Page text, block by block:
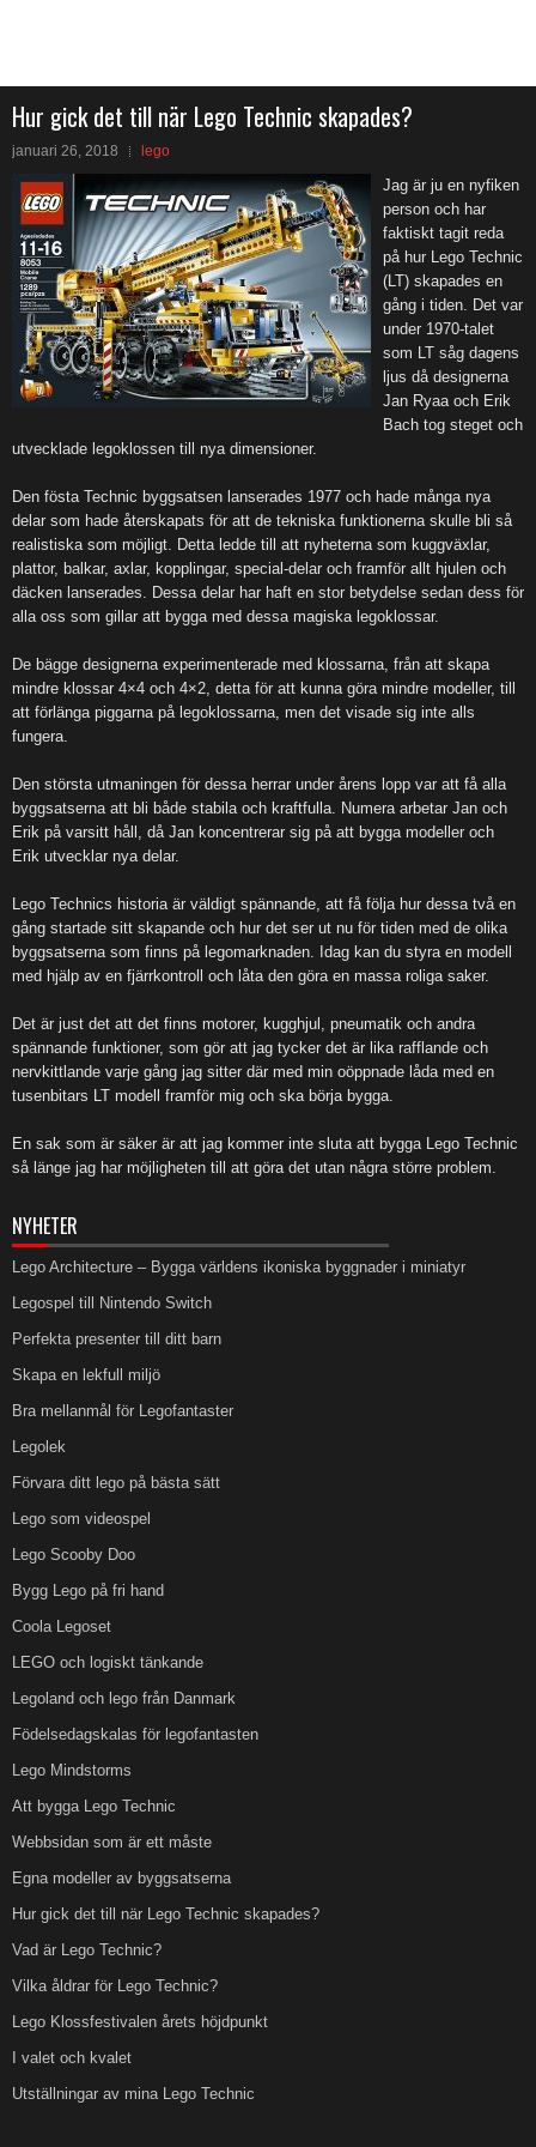
Hur gick det till när Lego Technic skapades?
januari 26, 2018 lego
Jag är ju en nyfiken
person och har
faktiskt tagit reda
på hur Lego Technic
(LT) skapades en
gång i tiden. Det var
under 1970-talet
som LT såg dagens
ljus då designerna
Jan Ryaa och Erik
Bach tog steget och
utvecklade legoklossen till nya dimensioner.
Den fösta Technic byggsatsen lanserades 1977 och hade många nya
delar som hade återskapats för att de tekniska funktionerna skulle bli så
realistiska som möjligt. Detta ledde till att nyheterna som kuggväxlar,
plattor, balkar, axlar, kopplingar, special-delar och framför allt hjulen och
däcken lanserades. Dessa delar har haft en stor betydelse sedan dess för
alla oss som gillar att bygga med dessa magiska legoklossar.
De bägge designerna experimenterade med klossarna, från att skapa
mindre klossar 4×4 och 4×2, detta för att kunna göra mindre modeller, till
att förlänga piggarna på legoklossarna, men det visade sig inte alls
fungera.
Den största utmaningen för dessa herrar under årens lopp var att få alla
byggsatserna att bli både stabila och kraftfulla. Numera arbetar Jan och
Erik på varsitt håll, då Jan koncentrerar sig på att bygga modeller och
Erik utvecklar nya delar.
Lego Technics historia är väldigt spännande, att få följa hur dessa två en
gång startade sitt skapande och hur det ser ut nu för tiden med de olika
byggsatserna som finns på legomarknaden. Idag kan du styra en modell
med hjälp av en fjärrkontroll och låta den göra en massa roliga saker.
Det är just det att det finns motorer, kugghjul, pneumatik och andra
spännande funktioner, som gör att jag tycker det är lika rafflande och
nervkittlande varje gång jag sitter där med min oöppnade låda med en
tusenbitars LT modell framför mig och ska börja bygga.
En sak som är säker är att jag kommer inte sluta att bygga Lego Technic
så länge jag har möjligheten till att göra det utan några större problem.
NYHETER
Lego Architecture – Bygga världens ikoniska byggnader i miniatyr
Legospel till Nintendo Switch
Perfekta presenter till ditt barn
Skapa en lekfull miljö
Bra mellanmål för Legofantaster
Legolek
Förvara ditt lego på bästa sätt
Lego som videospel
Lego Scooby Doo
Bygg Lego på fri hand
Coola Legoset
LEGO och logiskt tänkande
Legoland och lego från Danmark
Födelsedagskalas för legofantasten
Lego Mindstorms
Att bygga Lego Technic
Webbsidan som är ett måste
Egna modeller av byggsatserna
Hur gick det till när Lego Technic skapades?
Vad är Lego Technic?
Vilka åldrar för Lego Technic?
Lego Klossfestivalen årets höjdpunkt
I valet och kvalet
Utställningar av mina Lego Technic